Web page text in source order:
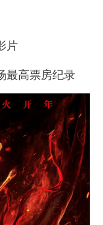
片
高票房纪录